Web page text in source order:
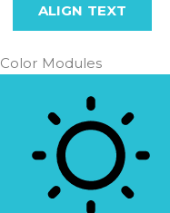
ALIGN TEXT
Color Modules